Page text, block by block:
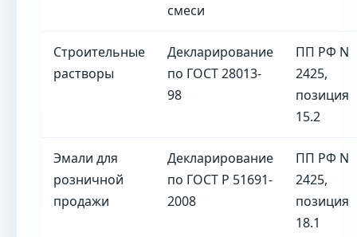
смеси
Строительные
растворы
Декларирование
по ГОСТ 28013-
98
ПП РФ N
2425,
позиция
15.2
Эмали для
розничной
продажи
Декларирование
по ГОСТ Р 51691-
2008
ПП РФ N
2425,
позиция
18.1